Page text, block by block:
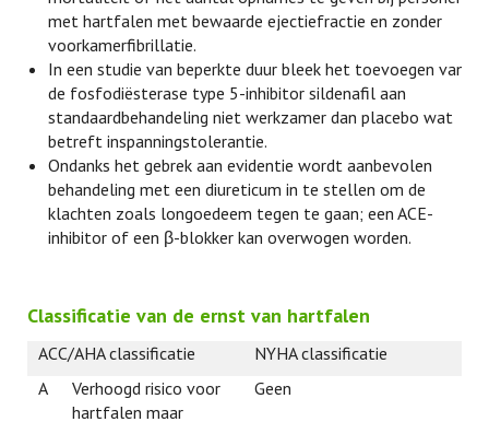
met hartfalen met bewaarde ejectiefractie en zonder
voorkamerfibrillatie.
In een studie van beperkte duur bleek het toevoegen van
de fosfodiësterase type 5-inhibitor sildenafil aan
standaardbehandeling niet werkzamer dan placebo wat
betreft inspanningstolerantie.
Ondanks het gebrek aan evidentie wordt aanbevolen
behandeling met een diureticum in te stellen om de
klachten zoals longoedeem tegen te gaan; een ACE-
inhibitor of een β-blokker kan overwogen worden.
Classificatie van de ernst van hartfalen
ACC/AHA classificatie
NYHA classificatie
A
Verhoogd risico voor
hartfalen maar
Geen